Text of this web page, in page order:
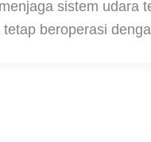
sistem udara
tetap beroperasi